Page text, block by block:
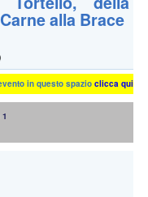
alla Brace
in questo spazioclicca qui